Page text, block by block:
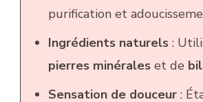
purification et
Ingrédients naturels:
pierres minéraleset de
Sensation de douceur: